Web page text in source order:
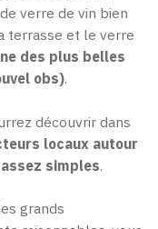
verre de vin bien
terrasse et le verre
des plus belles
obs).
découvrir dans
locaux autour
simples.
grands